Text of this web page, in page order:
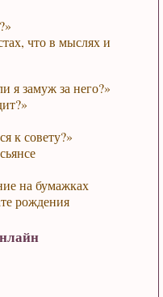
что в мыслях и
я замуж за него?»
к совету?»
на бумажках
рождения